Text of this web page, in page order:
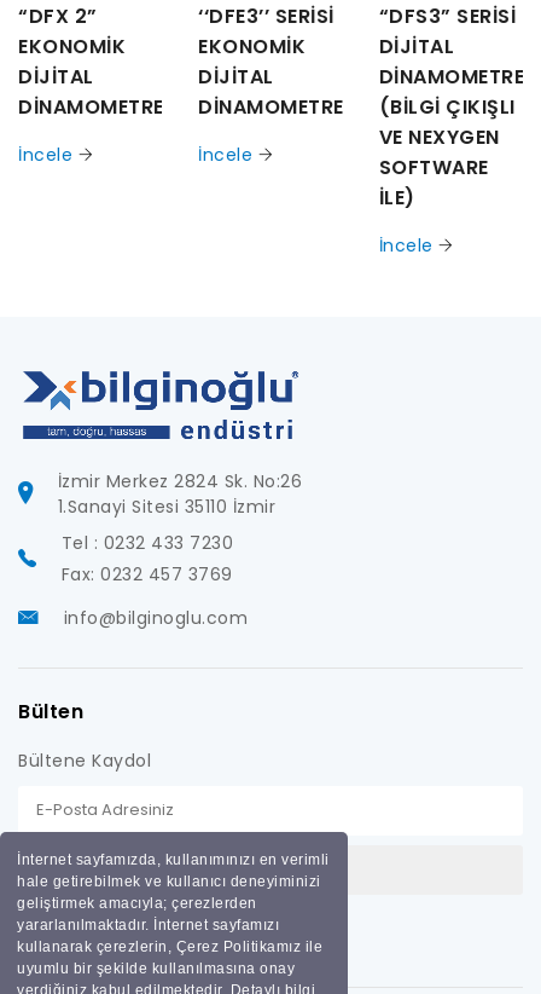
İnternet sayfamızda, kullanımınızı en verimli
hale getirebilmek ve kullanıcı deneyiminizi
geliştirmek amacıyla; çerezlerden
yararlanılmaktadır. İnternet sayfamızı
kullanarak çerezlerin, Çerez Politikamız ile
uyumlu bir şekilde kullanılmasına onay
“DFX 2”
EKONOMİK
DİJİTAL
DİNAMOMETRE
İncele
‘‘DFE3’’ SERİSİ
EKONOMİK
DİJİTAL
DİNAMOMETRE
İncele
“DFS3” SERİSİ
DİJİTAL
DİNAMOMETRE
(BİLGİ ÇIKIŞLI
VE NEXYGEN
SOFTWARE
İLE)
İncele
İzmir Merkez 2824 Sk. No:26
1.Sanayi Sitesi 35110 İzmir
Tel : 0232 433 7230
Fax: 0232 457 3769
info@bilginoglu.com
Bülten
Bültene Kaydol